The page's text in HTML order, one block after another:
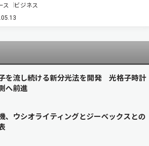
Standards）に関する調査・検討に向
力を開始するための覚書を締結したと発表
ス ビジネス
を流し続ける新分光法を開発 光格子時計
へ前進
、ウシオライティングとジーベックスとの